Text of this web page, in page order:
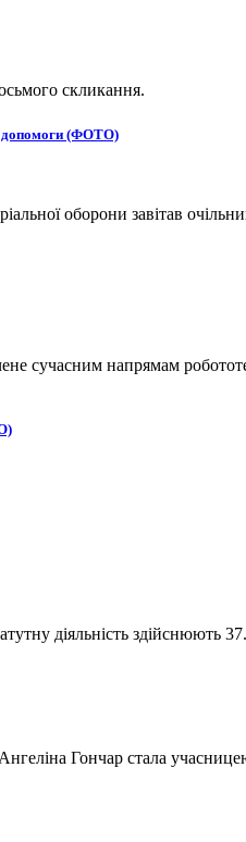
скликання.
допомоги (ФОТО)
оборони завітав
сучасним напрямам
діяльність здійснюють 37.
Гончар стала